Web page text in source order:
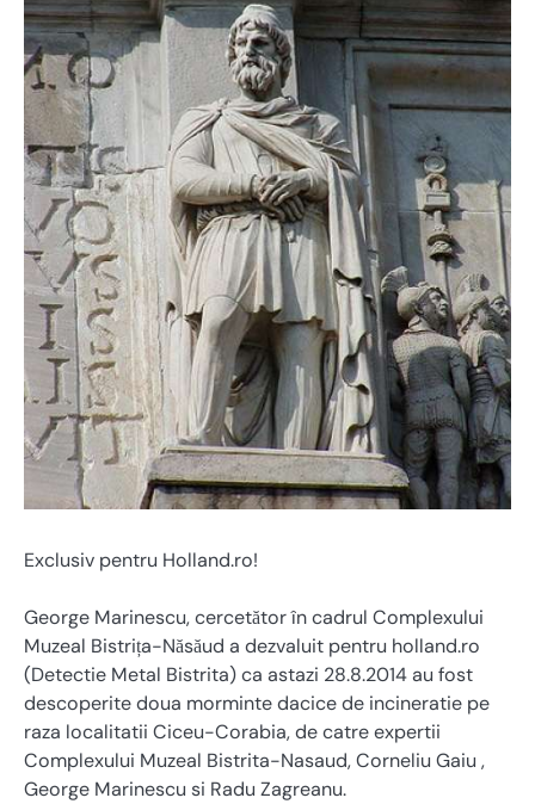
Exclusiv pentru Holland.ro!
George Marinescu, cercetător în cadrul Complexului
Muzeal Bistrița-Năsăud a dezvaluit pentru holland.ro
(Detectie Metal Bistrita) ca astazi 28.8.2014 au fost
descoperite doua morminte dacice de incineratie pe
raza localitatii Ciceu-Corabia, de catre expertii
Complexului Muzeal Bistrita-Nasaud, Corneliu Gaiu ,
George Marinescu si Radu Zagreanu.